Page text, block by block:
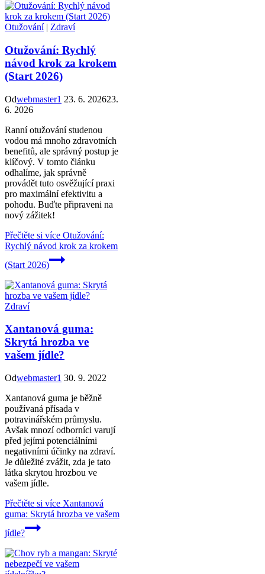
Otužování| Zdraví
Otužování: Rychlý
návod krok za krokem
(Start 2026)
Odwebmaster1 23. 6. 202623.
6. 2026
Ranní otužování studenou
vodou má mnoho zdravotních
benefitů, ale správný postup je
klíčový. V tomto článku
odhalíme, jak správně
provádět tuto osvěžující praxi
pro maximální efektivitu a
pohodu. Buďte připraveni na
nový zážitek!
Přečtěte si více Otužování:
Rychlý návod krok za krokem
(Start 2026)
Zdraví
Xantanová guma:
Skrytá hrozba ve
vašem jídle?
Odwebmaster1 30. 9. 2022
Xantanová guma je běžně
používaná přísada v
potravinářském průmyslu.
Avšak mnozí odborníci varují
před jejími potenciálními
negativními účinky na zdraví.
Je důležité zvážit, zda je tato
látka skrytou hrozbou ve
vašem jídle.
Přečtěte si více Xantanová
guma: Skrytá hrozba ve vašem
jídle?